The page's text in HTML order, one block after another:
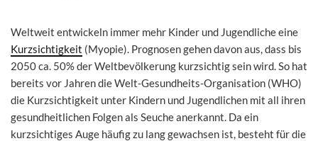
Weltweit entwickeln immer mehr Kinder und Jugendliche eine
Kurzsichtigkeit (Myopie). Prognosen gehen davon aus, dass bis
2050 ca. 50% der Weltbevölkerung kurzsichtig sein wird. So hat
bereits vor Jahren die Welt-Gesundheits-Organisation (WHO)
die Kurzsichtigkeit unter Kindern und Jugendlichen mit all ihren
gesundheitlichen Folgen als Seuche anerkannt. Da ein
kurzsichtiges Auge häufig zu lang gewachsen ist, besteht für die